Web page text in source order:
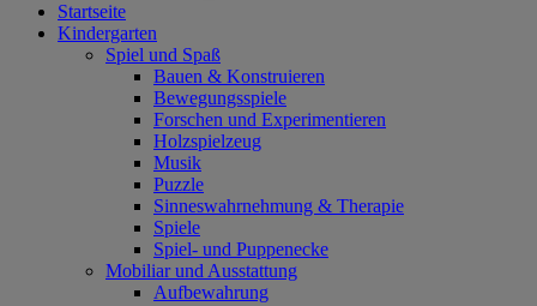
Startseite
Kindergarten
Spiel und Spaß
Bauen & Konstruieren
Bewegungsspiele
Forschen und Experimentieren
Holzspielzeug
Musik
Puzzle
Sinneswahrnehmung & Therapie
Spiele
Spiel- und Puppenecke
Mobiliar und Ausstattung
Aufbewahrung